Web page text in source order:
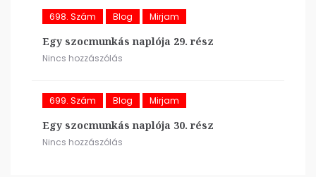
698. Szám Blog Mirjam
Egy szocmunkás naplója 29. rész
Nincs hozzászólás
699. Szám Blog Mirjam
Egy szocmunkás naplója 30. rész
Nincs hozzászólás